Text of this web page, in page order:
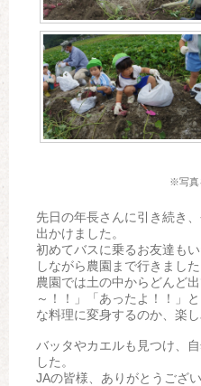
※写真
先日の年長さんに引き続き
出かけました。
初めてバスに乗るお友達も
しながら農園まで行きました
農園では土の中からどんど
～！！」「あったよ！！」
な料理に変身するのか、楽し
バッタやカエルも見つけ、
した。
JAの皆様、ありがとうござい